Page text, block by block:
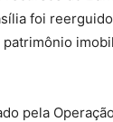
foi
pela Operação